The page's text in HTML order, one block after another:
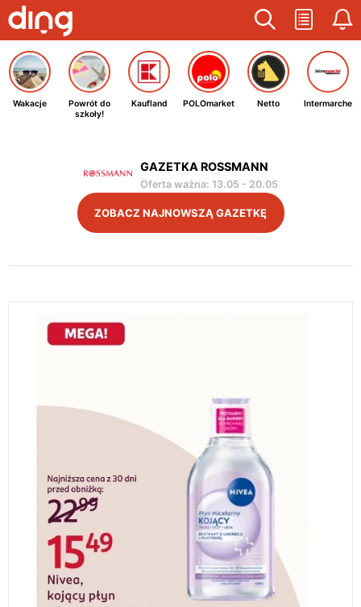
Wakacje
Powrót do
szkoły!
Kaufland POLOmarket Netto Intermarche
GAZETKA ROSSMANN
Oferta ważna: 13.05 - 20.05
ZOBACZ NAJNOWSZĄ GAZETKĘ